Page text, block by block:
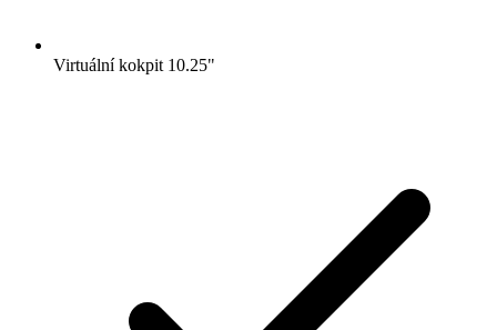
Virtuální kokpit 10.25"